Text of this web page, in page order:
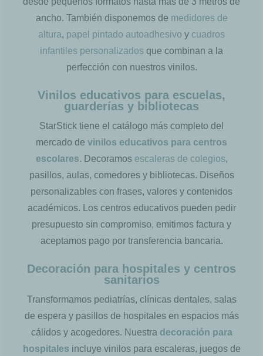
ancho. También disponemos de medidores de
altura, papel pintado autoadhesivo y cuadros
infantiles personalizados que combinan a la
perfección con nuestros vinilos.
Vinilos educativos para escuelas,
guarderías y bibliotecas
StarStick tiene el catálogo más completo del
mercado de vinilos educativos para centros
escolares. Decoramos escaleras de colegios,
pasillos, aulas, comedores y bibliotecas. Diseños
personalizables con frases, valores y contenidos
académicos. Los centros educativos pueden pedir
presupuesto sin compromiso, emitimos factura y
aceptamos pago por transferencia bancaria.
Decoración para hospitales y centros
sanitarios
Transformamos pediatrías, clínicas dentales, salas
de espera y pasillos de hospitales en espacios más
cálidos y acogedores. Nuestra decoración para
hospitales incluye vinilos para escaleras, juegos de